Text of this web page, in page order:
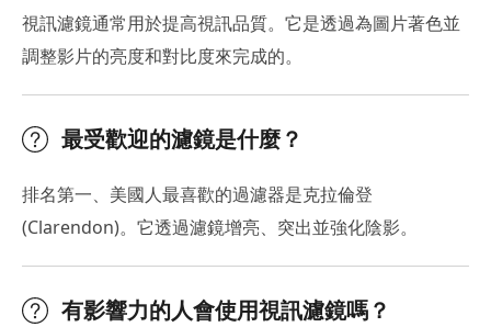
視訊濾鏡通常用於提高視訊品質。它是透過為圖片著色並
調整影片的亮度和對比度來完成的。
最受歡迎的濾鏡是什麼？
排名第一、美國人最喜歡的過濾器是克拉倫登
(Clarendon)。它透過濾鏡增亮、突出並強化陰影。
有影響力的人會使用視訊濾鏡嗎？